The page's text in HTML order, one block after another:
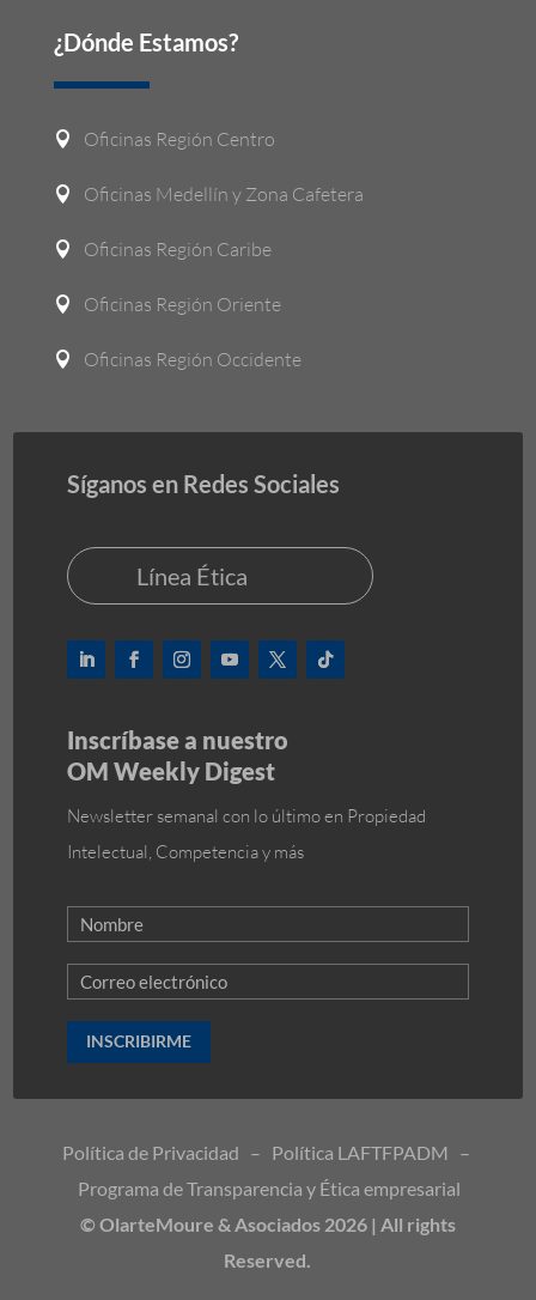
¿Dónde Estamos?
 Oficinas Región Centro
 Oficinas Medellín y Zona Cafetera
 Oficinas Región Caribe
 Oficinas Región Oriente
 Oficinas Región Occidente
Síganos en Redes Sociales
Línea Ética
Inscríbase a nuestro
OM Weekly Digest
Newsletter semanal con lo último en Propiedad
Intelectual, Competencia y más
INSCRIBIRME
Política de Privacidad – Política LAFTFPADM –
Programa de Transparencia y Ética empresarial
© OlarteMoure & Asociados 2026 | All rights
Reserved.